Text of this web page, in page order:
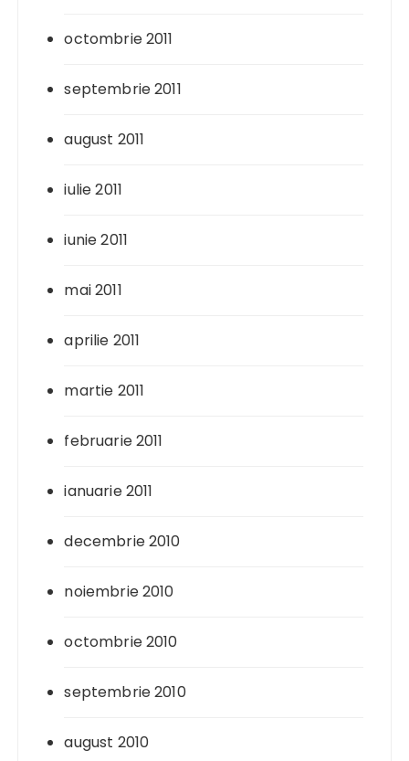
octombrie 2011
septembrie 2011
august 2011
iulie 2011
iunie 2011
mai 2011
aprilie 2011
martie 2011
februarie 2011
ianuarie 2011
decembrie 2010
noiembrie 2010
octombrie 2010
septembrie 2010
august 2010